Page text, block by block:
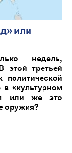
или
недель,
этой третьей
политической
в «культурном
или же это
оружия?